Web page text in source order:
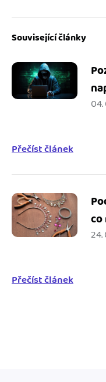
Související články
Přečíst článek
co
24.
Přečíst článek